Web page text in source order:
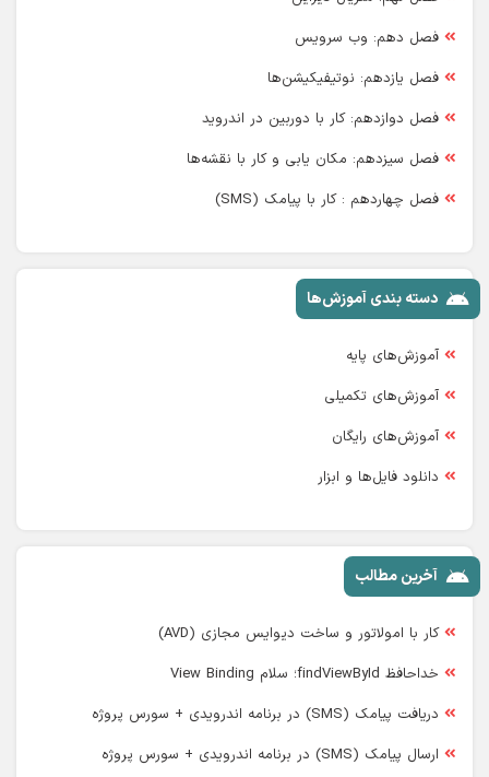
فصل دهم: وب سرویس
فصل یازدهم: نوتیفیکیشن‌ها
فصل دوازدهم: کار با دوربین در اندروید
فصل سیزدهم: مکان یابی و کار با نقشه‌ها
فصل چهاردهم : کار با پیامک (SMS)
دسته بندی آموزش‌ها
آموزش‌های پایه
آموزش‌های تکمیلی
آموزش‌های رایگان
دانلود فایل‌ها و ابزار
آخرین مطالب
کار با امولاتور و ساخت دیوایس مجازی (AVD)
خداحافظ findViewById؛ سلام View Binding
دریافت پیامک (SMS) در برنامه اندرویدی + سورس پروژه
ارسال پیامک (SMS) در برنامه اندرویدی + سورس پروژه